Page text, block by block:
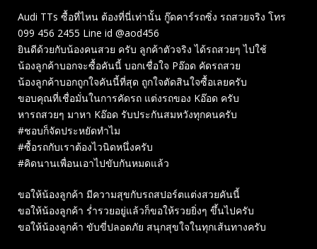
Audi TTs ซื้อที่ไหน ต้องที่นี่เท่านั้น กู๊ดคาร์รถซิ่ง รถสวยจริง โทร
099 456 2455 Line id @aod456
ยินดีด้วยกับน้องคนสวย ครับ ลูกค้าตัวจริง ได้รถสวยๆ ไปใช้
น้องลูกค้าบอกจะซื้อคันนี้ บอกเชื่อใจ Pอ๊อด คัดรถสวย
น้องลูกค้าบอกถูกใจคันนี้ที่สุด ถูกใจตัดสินใจซื้อเลยครับ
ขอบคุณที่เชื่อมั่นในการคัดรถ แต่งรถของ Kอ๊อด ครับ
หารถสวยๆ มาหา Kอ๊อด รับประกันสมหวังทุกคนครับ
#ชอบก็จัดประหยัดทำไม
#ซื้อรถกับเราต้องไวนิดหนึ่งครับ
#คิดนานเพื่อนเอาไปขับกันหมดแล้ว
ขอให้น้องลูกค้า มีความสุขกับรถสปอร์ตแต่งสวยคันนี้
ขอให้น้องลูกค้า ร่ำรวยอยู่แล้วก็ขอให้รวยยิ่งๆ ขึ้นไปครับ
ขอให้น้องลูกค้า ขับขี่ปลอดภัย สนุกสุขใจในทุกเส้นทางครับ